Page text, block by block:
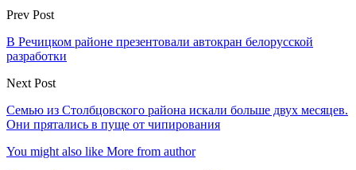
Prev Post
В Речицком районе презентовали автокран белорусской
разработки
Next Post
Семью из Столбцовского района искали больше двух месяцев.
Они прятались в пуще от чипирования
You might also like More from author